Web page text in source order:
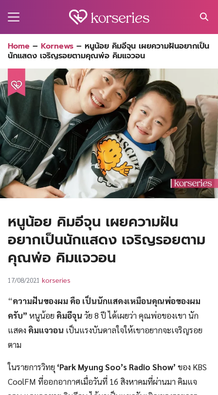
for:
Home – Kornews – หนูน้อย คิมอีจุน เผยความฝันอยากเป็น
นักแสดง เจริญรอยตามคุณพ่อ คิมแจวอน
หนูน้อย คิมอีจุน เผยความฝัน
อยากเป็นนักแสดง เจริญรอยตาม
คุณพ่อ คิมแจวอน
17/08/2021 korseries
“ความฝันของผม คือ เป็นนักแสดงเหมือนคุณพ่อของผม
ครับ” หนูน้อย คิมอีจุน วัย 8 ปี ได้เผยว่า คุณพ่อของเขา นัก
แสดง คิมแจวอน เป็นแรงบันดาลใจให้เขาอยากจะเจริญรอย
ตาม
ในรายการวิทยุ ‘Park Myung Soo’s Radio Show’ ของ KBS
CoolFM ที่ออกอากาศเมื่อวันที่ 16 สิงหาคมที่ผ่านมา คิมแจ